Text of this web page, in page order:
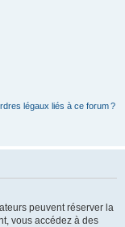
légaux liés à ce forum ?
peuvent réserver la
vous accédez à des